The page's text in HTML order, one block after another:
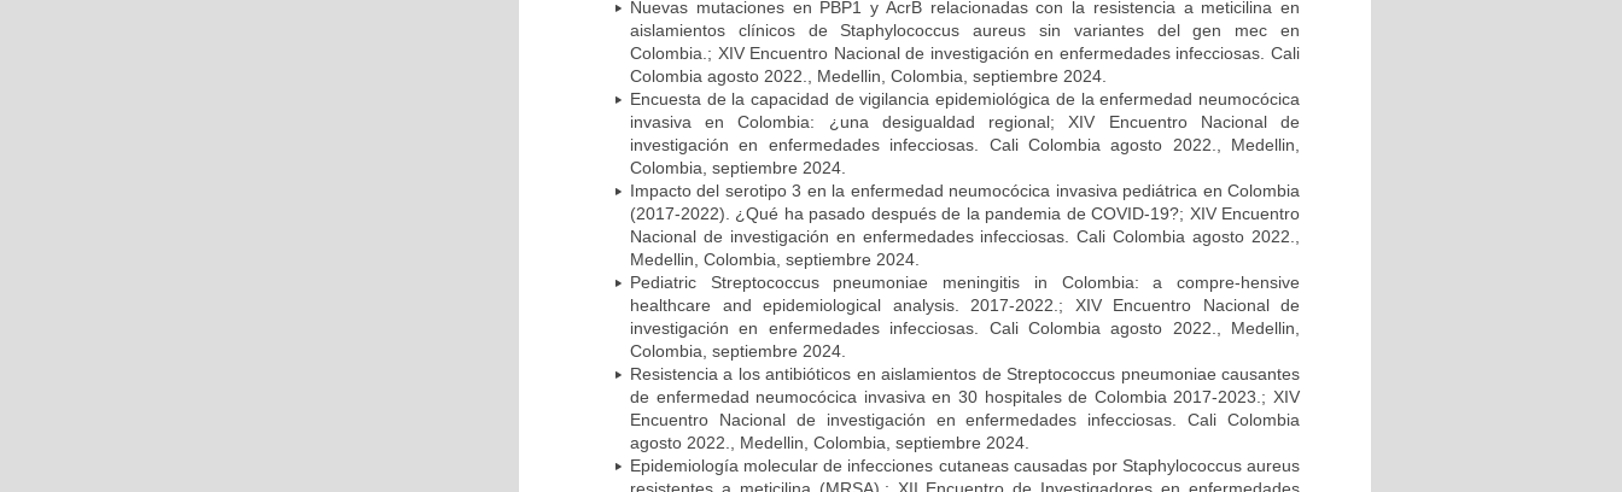
Nuevas mutaciones en PBP1 y AcrB relacionadas con la resistencia a meticilina en
aislamientos clínicos de Staphylococcus aureus sin variantes del gen mec en
Colombia.; XIV Encuentro Nacional de investigación en enfermedades infecciosas. Cali
Colombia agosto 2022., Medellin, Colombia, septiembre 2024.
Encuesta de la capacidad de vigilancia epidemiológica de la enfermedad neumocócica
invasiva en Colombia: ¿una desigualdad regional; XIV Encuentro Nacional de
investigación en enfermedades infecciosas. Cali Colombia agosto 2022., Medellin,
Colombia, septiembre 2024.
Impacto del serotipo 3 en la enfermedad neumocócica invasiva pediátrica en Colombia
(2017-2022). ¿Qué ha pasado después de la pandemia de COVID-19?; XIV Encuentro
Nacional de investigación en enfermedades infecciosas. Cali Colombia agosto 2022.,
Medellin, Colombia, septiembre 2024.
Pediatric Streptococcus pneumoniae meningitis in Colombia: a compre-hensive
healthcare and epidemiological analysis. 2017-2022.; XIV Encuentro Nacional de
investigación en enfermedades infecciosas. Cali Colombia agosto 2022., Medellin,
Colombia, septiembre 2024.
Resistencia a los antibióticos en aislamientos de Streptococcus pneumoniae causantes
de enfermedad neumocócica invasiva en 30 hospitales de Colombia 2017-2023.; XIV
Encuentro Nacional de investigación en enfermedades infecciosas. Cali Colombia
agosto 2022., Medellin, Colombia, septiembre 2024.
Epidemiología molecular de infecciones cutaneas causadas por Staphylococcus aureus
resistentes a meticilina (MRSA).; XII Encuentro de Investigadores en enfermedades